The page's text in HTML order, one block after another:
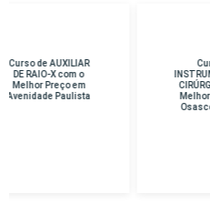
Curso de
INSTRUMENTAÇÃO
CIRÚRGICA com o
Melhor Preço em